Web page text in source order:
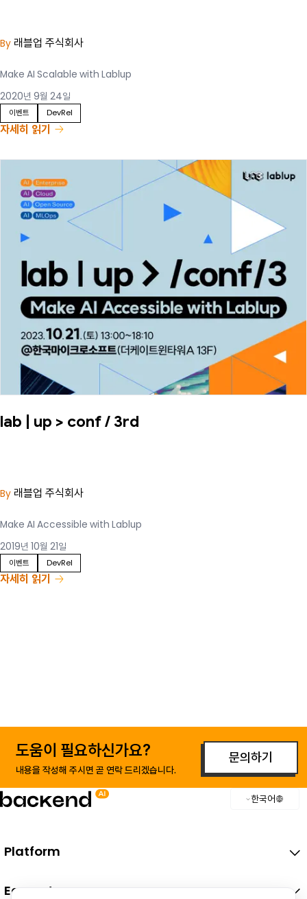
By 래블업 주식회사
Make AI Scalable with Lablup
2020년 9월 24일
이벤트 DevRel
자세히 읽기
lab | up > conf / 3rd
By 래블업 주식회사
Make AI Accessible with Lablup
2019년 10월 21일
이벤트 DevRel
자세히 읽기
도움이 필요하신가요?
내용을 작성해 주시면 곧 연락 드리겠습니다.
문의하기
한국어
Platform
Ecosystem